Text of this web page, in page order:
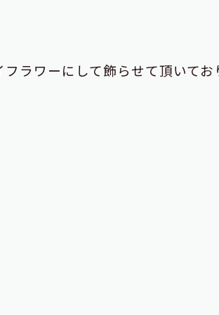
ラワーにして飾らせて頂いてお